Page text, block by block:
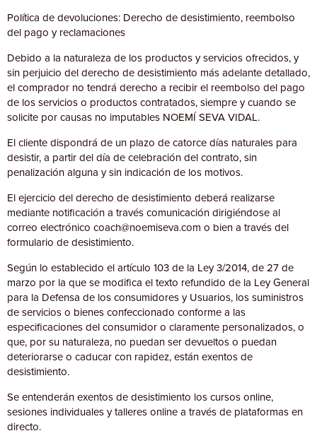
Política de devoluciones: Derecho de desistimiento, reembolso
del pago y reclamaciones
Debido a la naturaleza de los productos y servicios ofrecidos, y
sin perjuicio del derecho de desistimiento más adelante detallado,
el comprador no tendrá derecho a recibir el reembolso del pago
de los servicios o productos contratados, siempre y cuando se
solicite por causas no imputables NOEMÍ SEVA VIDAL.
El cliente dispondrá de un plazo de catorce días naturales para
desistir, a partir del día de celebración del contrato, sin
penalización alguna y sin indicación de los motivos.
El ejercicio del derecho de desistimiento deberá realizarse
mediante notificación a través comunicación dirigiéndose al
correo electrónico coach@noemiseva.com o bien a través del
formulario de desistimiento.
Según lo establecido el artículo 103 de la Ley 3/2014, de 27 de
marzo por la que se modifica el texto refundido de la Ley General
para la Defensa de los consumidores y Usuarios, los suministros
de servicios o bienes confeccionado conforme a las
especificaciones del consumidor o claramente personalizados, o
que, por su naturaleza, no puedan ser devueltos o puedan
deteriorarse o caducar con rapidez, están exentos de
desistimiento.
Se entenderán exentos de desistimiento los cursos online,
sesiones individuales y talleres online a través de plataformas en
directo.